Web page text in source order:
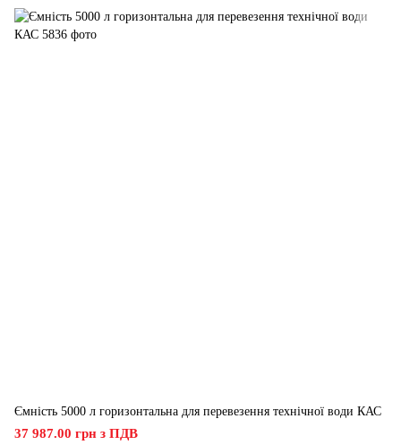
Ємність 5000 л горизонтальна для перевезення технічної води КАС
37 987.00 грн з ПДВ